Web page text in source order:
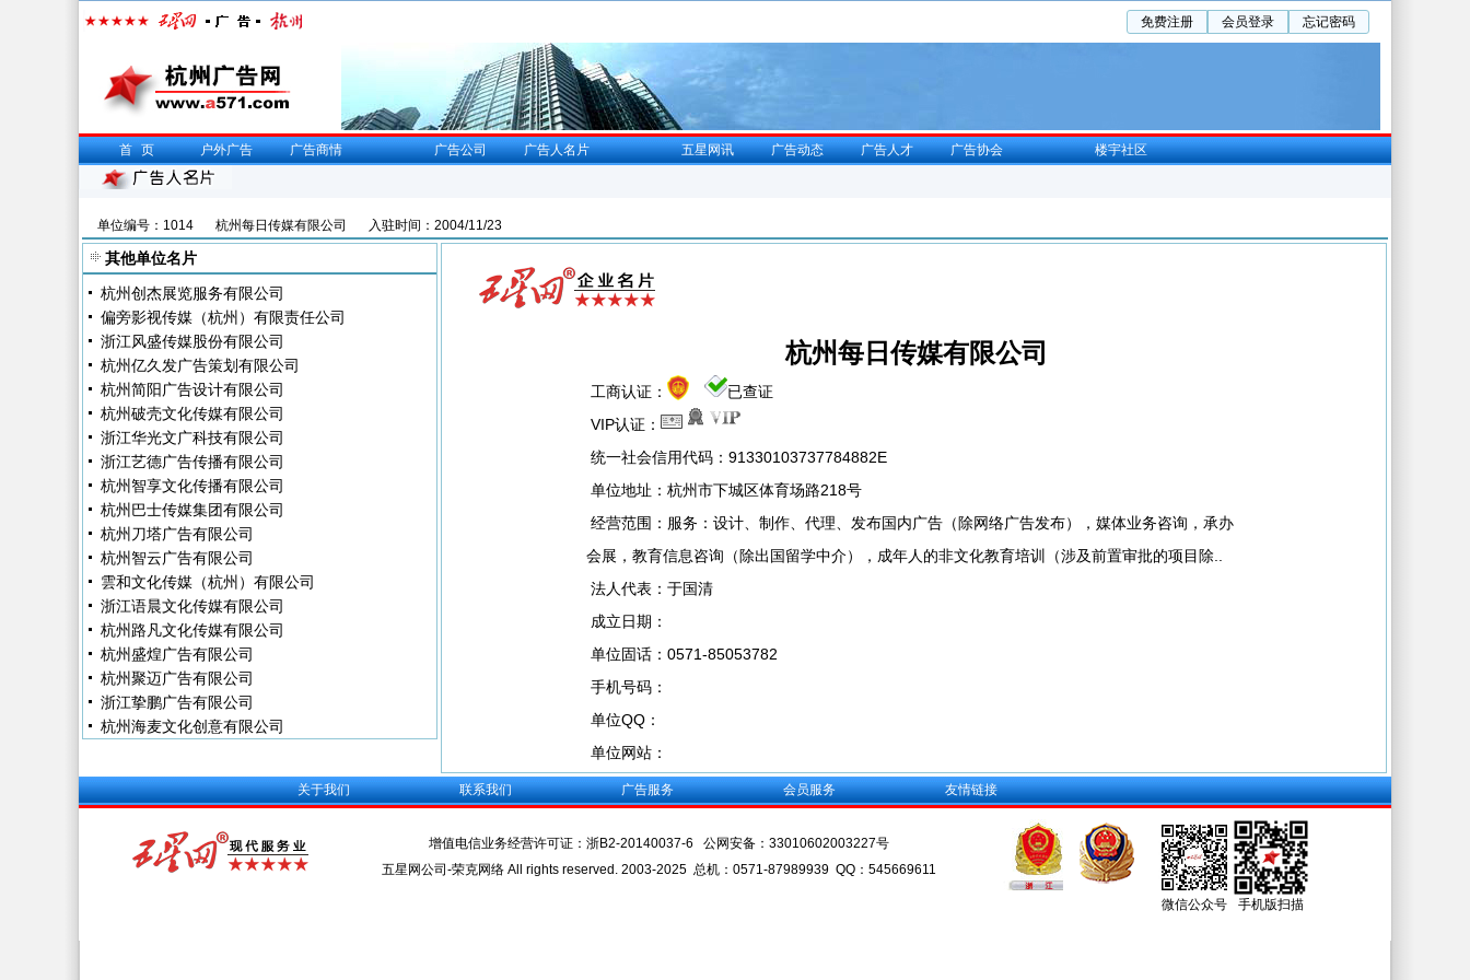
免费注册 会员登录 忘记密码
首页 户外广告 广告商情 广告公司 广告人名片 五星网讯 广告动态 广告人才 广告协会 楼宇社区
单位编号：1014 杭州每日传媒有限公司 入驻时间：2004/11/23
其他单位名片
杭州创杰展览服务有限公司
偏旁影视传媒（杭州）有限责任公司
浙江风盛传媒股份有限公司
杭州亿久发广告策划有限公司
杭州简阳广告设计有限公司
杭州破壳文化传媒有限公司
浙江华光文广科技有限公司
浙江艺德广告传播有限公司
杭州智享文化传播有限公司
杭州巴士传媒集团有限公司
杭州刀塔广告有限公司
杭州智云广告有限公司
雲和文化传媒（杭州）有限公司
浙江语晨文化传媒有限公司
杭州路凡文化传媒有限公司
杭州盛煌广告有限公司
杭州聚迈广告有限公司
浙江挚鹏广告有限公司
杭州海麦文化创意有限公司
杭州每日传媒有限公司
工商认证：
已查证
VIP认证：
统一社会信用代码：91330103737784882E
单位地址：杭州市下城区体育场路218号
经营范围：服务：设计、制作、代理、发布国内广告（除网络广告发布），媒体业务咨询，承办
会展，教育信息咨询（除出国留学中介），成年人的非文化教育培训（涉及前置审批的项目除..
法人代表：于国清
成立日期：
单位固话：0571-85053782
手机号码：
单位QQ：
单位网站：
关于我们 联系我们 广告服务 会员服务 友情链接
增值电信业务经营许可证： 浙B2-20140037-6 公网安备： 33010602003227号
五星网公司-荣克网络 All rights reserved. 2003-2025 总机：0571-87989939 QQ：545669611
微信公众号 手机版扫描